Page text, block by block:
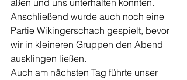
aßen und uns unterhalten konnten.
Anschließend wurde auch noch eine
Partie Wikingerschach gespielt, bevor
wir in kleineren Gruppen den Abend
ausklingen ließen.
Auch am nächsten Tag führte unser